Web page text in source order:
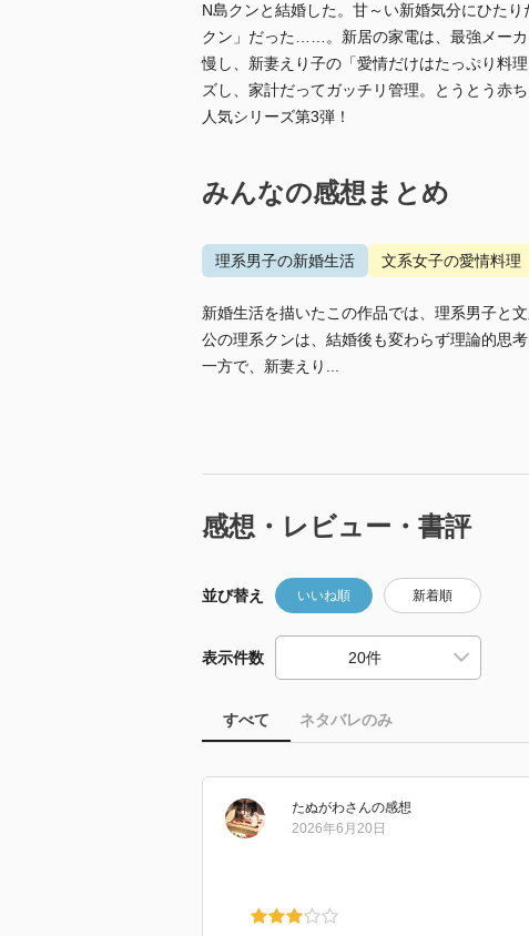
N島クンと結婚した。甘～い新婚気分にひた
クン」だった……。新居の家電は、最強メー
慢し、新妻えり子の「愛情だけはたっぷり料
ズし、家計だってガッチリ管理。とうとう赤
人気シリーズ第3弾！
みんなの感想まとめ
理系男子の新婚生活 文系女子の愛情料理
新婚生活を描いたこの作品では、理系男子と
公の理系クンは、結婚後も変わらず理論的思
一方で、新妻えり...
感想・レビュー・書評
並び替え いいね順 新着順
表示件数
すべて ネタバレのみ
たぬがわさんの感想
2026年6月20日